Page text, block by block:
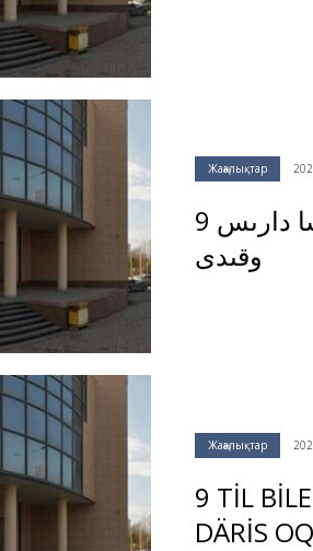
Жаңалықтар
9 تىل بىلەتىن پولياك ديپلوماتى قازاقشا دارىس
وقىدى
Жаңалықтар
9 TİL
DÄRİS